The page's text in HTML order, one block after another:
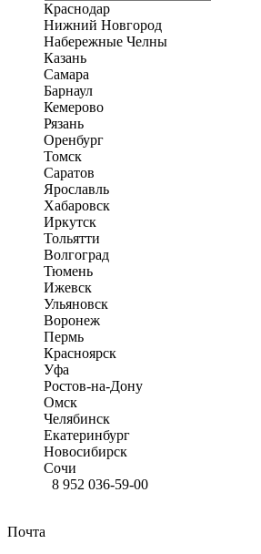
Краснодар
Нижний Новгород
Набережные Челны
Казань
Самара
Барнаул
Кемерово
Рязань
Оренбург
Томск
Саратов
Ярославль
Хабаровск
Иркутск
Тольятти
Волгоград
Тюмень
Ижевск
Ульяновск
Воронеж
Пермь
Красноярск
Уфа
Ростов-на-Дону
Омск
Челябинск
Екатеринбург
Новосибирск
Сочи
8 952 036-59-00
Почта